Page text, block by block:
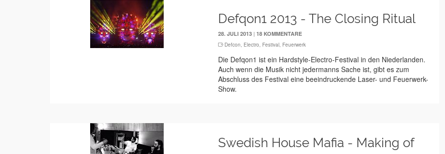
Defqon1 2013 - The Closing Ritual
28. JULI 2013 |18 KOMMENTARE
Defcon Electro Festival Feuerwerk
Die Defqon1 ist ein Hardstyle-Electro-Festival in den Niederlanden.
Auch wenn die Musik nicht jedermanns Sache ist, gibt es zum
Abschluss des Festival eine beeindruckende Laser- und Feuerwerk-
Show.
Swedish House Mafia - Making of